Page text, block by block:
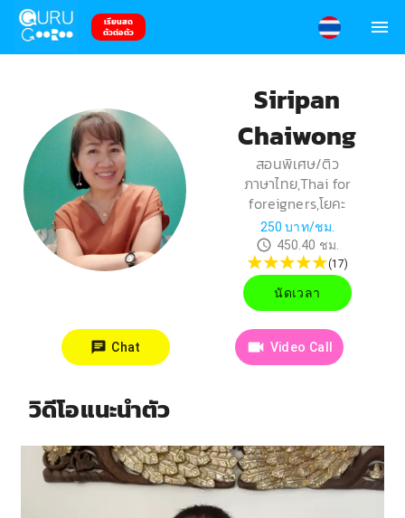
เรียนสด
ตัวต่อตัว
Siripan
Chaiwong
สอนพิเศษ/ติว
ภาษาไทย,Thai for
foreigners,โยคะ
250 บาท/ชม.
450.40 ชม.
(17)
นัดเวลา
Chat Video Call
วิดีโอแนะนำตัว